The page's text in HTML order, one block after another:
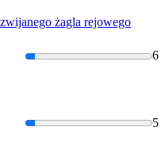
żagla rejowego
6
5